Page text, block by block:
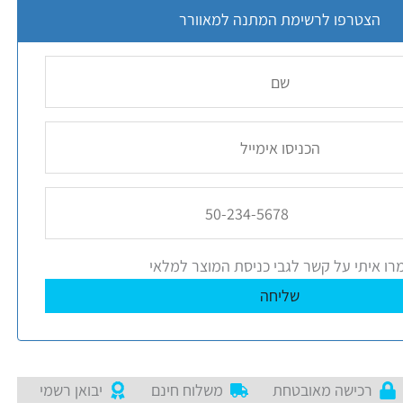
הצטרפו לרשימת המתנה למאוורר
איתי על קשר לגבי כניסת המוצר למלאי
רכישה מאובטחת משלוח חינם יבואן רשמי